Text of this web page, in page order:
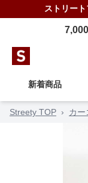
ストリー
7,000
新着商品
Streety TOP › カ